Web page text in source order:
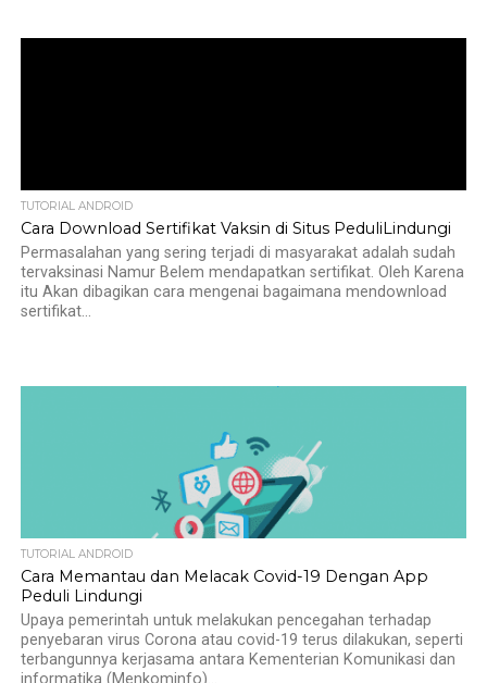
TUTORIAL ANDROID
Cara Download Sertifikat Vaksin di Situs PeduliLindungi
Permasalahan yang sering terjadi di masyarakat adalah sudah
tervaksinasi Namur Belem mendapatkan sertifikat. Oleh Karena
itu Akan dibagikan cara mengenai bagaimana mendownload
sertifikat...
TUTORIAL ANDROID
Cara Memantau dan Melacak Covid-19 Dengan App
Peduli Lindungi
Upaya pemerintah untuk melakukan pencegahan terhadap
penyebaran virus Corona atau covid-19 terus dilakukan, seperti
terbangunnya kerjasama antara Kementerian Komunikasi dan
informatika (Menkominfo)...